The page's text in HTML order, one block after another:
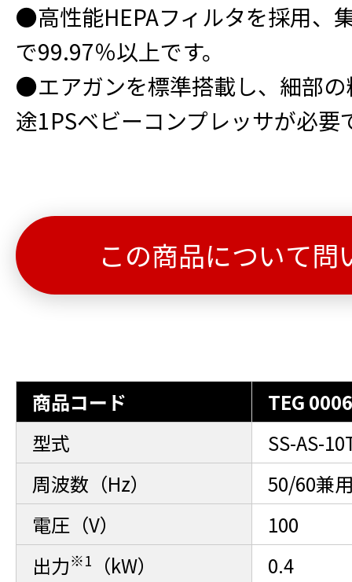
●高性能HEPAフィルタを採用、
で99.97％以上です。
●エアガンを標準搭載し、細部
途1PSベビーコンプレッサが必要
この商品について問
商品コード
TEG
型式
SS-AS-
周波数（Hz）
50/60兼
電圧（V）
100
出力※1 （kW）
0.4